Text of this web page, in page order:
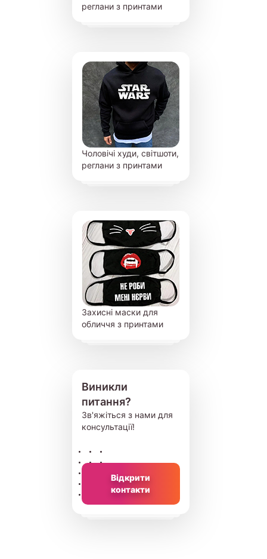
реглани з принтами
Чоловічі худи, світшоти,
реглани з принтами
Захисні маски для
обличчя з принтами
Виникли
питання?
Зв'яжіться з нами для
консультації!
Відкрити
контакти